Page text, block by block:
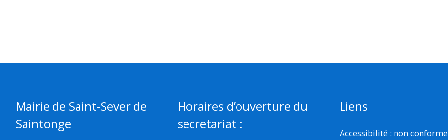
Mairie de Saint-Sever de
Saintonge
Horaires d’ouverture du
secretariat :
Liens
Accessibilité : non conforme